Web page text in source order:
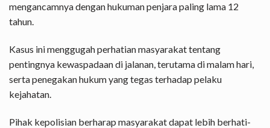
mengancamnya dengan hukuman penjara paling lama 12
tahun.
Kasus ini menggugah perhatian masyarakat tentang
pentingnya kewaspadaan di jalanan, terutama di malam hari,
serta penegakan hukum yang tegas terhadap pelaku
kejahatan.
Pihak kepolisian berharap masyarakat dapat lebih berhati-